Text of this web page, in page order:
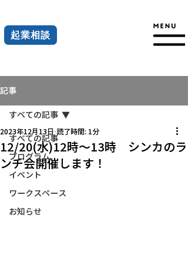
起業相談
記事
すべての記事
プログラム
イベント
ワークスペース
お知らせ
すべての記事
12/20(水)12時～13時 シンカのラ
ンチ会開催します！
2023年12月13日 読了時間: 1分